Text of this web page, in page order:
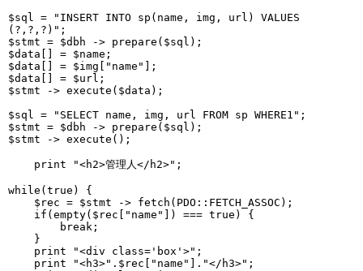
$sql = "INSERT INTO sp(name, img, url) VALUES
(?,?,?)";
$stmt = $dbh -> prepare($sql);
$data[] = $name;
$data[] = $img["name"];
$data[] = $url;
$stmt -> execute($data);
$sql = "SELECT name, img, url FROM sp WHERE1";
$stmt = $dbh -> prepare($sql);
$stmt -> execute();
while(true) {